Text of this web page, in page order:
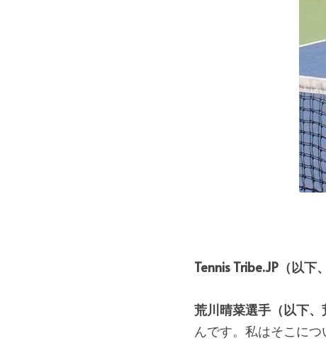
Tennis Tribe.JP（以下
荒川晴菜選手（以下、
んです。私はそこに